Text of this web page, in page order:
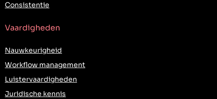
Consistentie
Vaardigheden
Nauwkeurigheid
Workflow management
Luistervaardigheden
Juridische kennis